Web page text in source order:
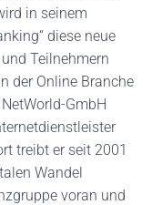
in seinem
diese neue
Teilnehmern
der Online Branche
GmbH
treibt er seit 2001
Wandel
voran und